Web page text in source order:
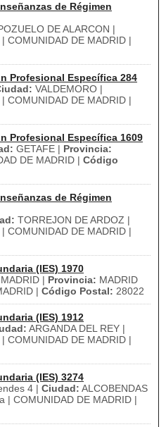
de Régimen
DE ALARCON |
COMUNIDAD DE MADRID |
Profesional Específica 284
VALDEMORO |
COMUNIDAD DE MADRID |
Profesional Específica 1609
GETAFE | Provincia:
DE MADRID | Código
de Régimen
TORREJON DE ARDOZ |
COMUNIDAD DE MADRID |
(IES) 1970
MADRID | Provincia: MADRID
| Código Postal: 28022
(IES) 1912
ARGANDA DEL REY |
COMUNIDAD DE MADRID |
(IES) 3274
4 | Ciudad: ALCOBENDAS
| COMUNIDAD DE MADRID |